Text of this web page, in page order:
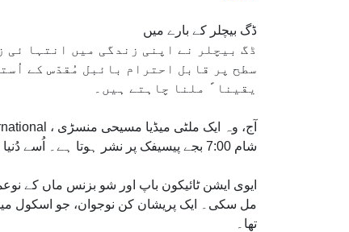
ڈگ بیچلر کے بارے میں
ڈگ بیچلر نے اپنی زندگی میں انتہا ئی
سطح پر قابل احترام بائبل مُقدّس کے
یقینا ً ملنا چاہتے ہیں۔
شام 7:00 بجے پیسیفک پر نشر ہوتا ہے۔ اُسے دُنیا بھر کے مختلف نیٹ ورکس پر Doug Batchelor کے ساتھ Amazing Facts پر ہفتہ وار دیکھا جا سکتا ہے۔
ایوی ایشن ٹائیکون باپ اور شو بزنس ماں کے
تھا۔